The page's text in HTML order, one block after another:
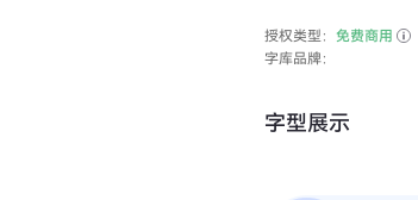
授权类型： 免费商用
字库品牌：
字型展示